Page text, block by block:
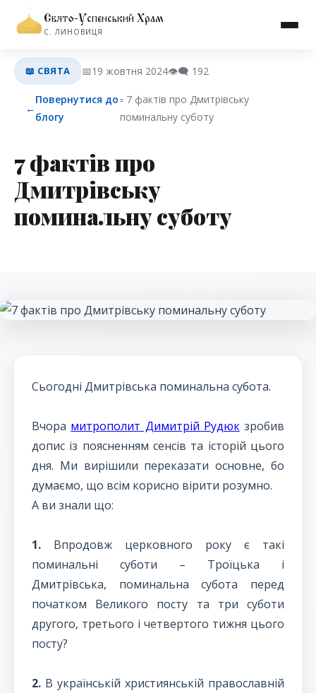
Свято-Успенський Храм
С. ЛИНОВИЦЯ
📖 СВЯТА 📅19 жовтня 2024👁️‍🗨️ 192
←
Повернутися до
блогу
▫︎ 7 фактів про Дмитрівську
поминальну суботу
7 фактів про
Дмитрівську
поминальну суботу
Сьогодні Дмитрівська поминальна субота.
Вчора митрополит Димитрій Рудюкзробив
допис із поясненням сенсів та історій цього
дня. Ми вирішили переказати основне, бо
думаємо, що всім корисно вірити розумно.
А ви знали що:
1. Впродовж церковного року є такі
поминальні суботи – Троїцька і
Дмитрівська, поминальна субота перед
початком Великого посту та три суботи
другого, третього і четвертого тижня цього
посту?
2. В українській християнській православній